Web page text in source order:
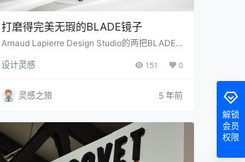
打磨得完美无瑕的BLADE镜子
Arnaud Lapierre Design Studio的两把BLADE
抛光不锈钢套件的灵感来自日本Wakizashi战刀
起，然后抛光几个小时，以使边缘光滑并形成光
亮的镜面表面。最后，桌面镜位于美感与功能之
LADE镜子的更多信息，请访问arnaud-lapierre.
co…
设计灵感 151 0
灵感之旅 5 年前
解锁
会员
权限